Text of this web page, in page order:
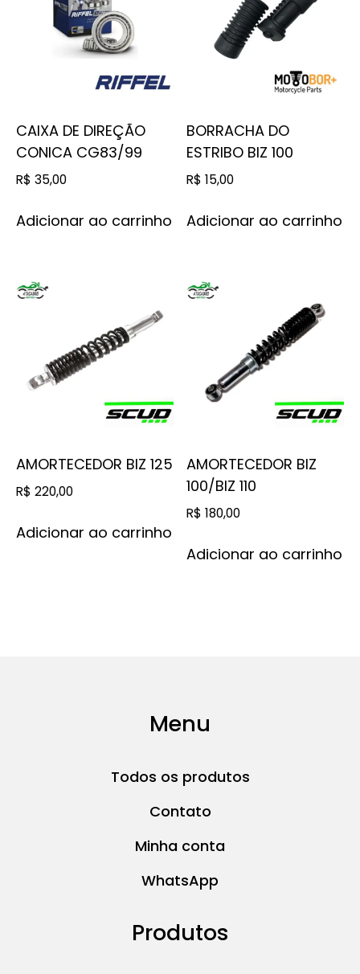
CAIXA DE DIREÇÃO
CONICA CG83/99
R$ 35,00
Adicionar ao carrinho
BORRACHA DO
ESTRIBO BIZ 100
R$ 15,00
Adicionar ao carrinho
AMORTECEDOR BIZ 125
R$ 220,00
Adicionar ao carrinho
AMORTECEDOR BIZ
100/BIZ 110
R$ 180,00
Adicionar ao carrinho
Menu
Todos os produtos
Contato
Minha conta
WhatsApp
Produtos